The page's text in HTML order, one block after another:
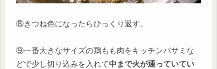
⑧きつね色になったらひっくり返す。
⑨一番大きなサイズの鶏もも肉をキッチンバサミな
どで少し切り込みを入れて中まで火が通っていてい